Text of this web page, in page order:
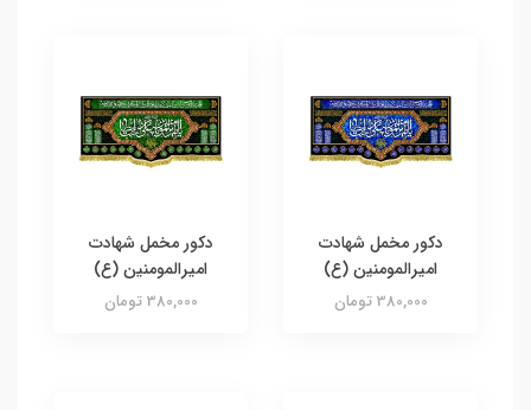
دکور مخمل شهادت
امیرالمومنین (ع)
380,000 تومان
دکور مخمل شهادت
امیرالمومنین (ع)
380,000 تومان